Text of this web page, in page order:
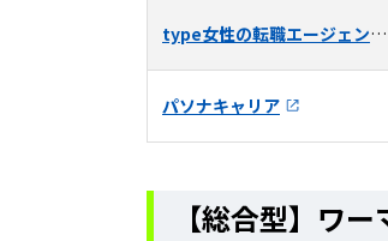
type女性の転職エージェント
パソナキャリア
【総合型】ワ